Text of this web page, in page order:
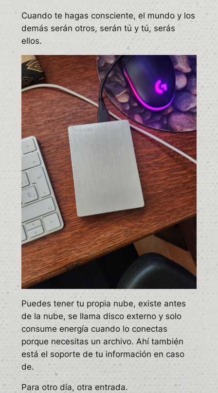
Cuando te hagas consciente, el mundo y los
demás serán otros, serán tú y tú, serás
ellos.
Puedes tener tu propia nube, existe antes
de la nube, se llama disco externo y solo
consume energía cuando lo conectas
porque necesitas un archivo. Ahí también
está el soporte de tu información en caso
de.
Para otro día, otra entrada.